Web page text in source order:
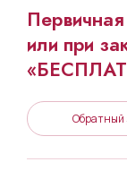
или при
Обратный